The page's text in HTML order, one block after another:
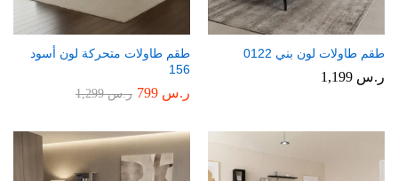
طقم طاولات لون بني 0122
ر.س
طقم طاولات متحركة لون أسود
156
ر.س ر.س1,299